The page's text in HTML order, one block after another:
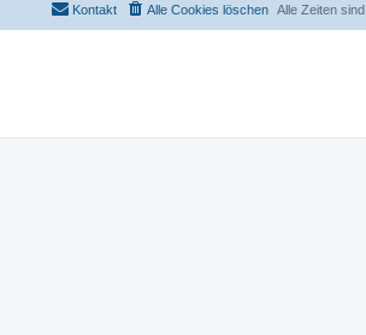
Alle Zeiten sind
Alle Cookies löschen
Kontakt